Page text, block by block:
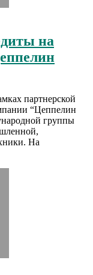
на
партнерской
“Цеппелин
группы
На